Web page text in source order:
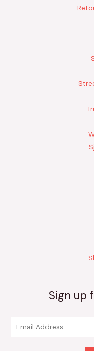
Sign up
m